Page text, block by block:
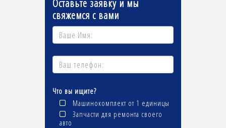
Оставьте заявку и мы
свяжемся с вами
Что вы ищите?
Машинокомплект от 1 единицы
Запчасти для ремонта своего
авто